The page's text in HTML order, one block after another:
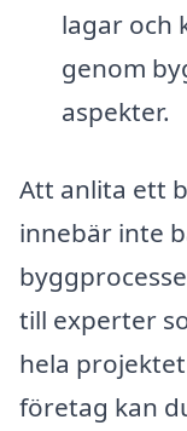
lagar och
genom
aspekter.
Att anlita ett
innebär inte
till experter
hela
företag kan